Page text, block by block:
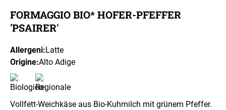
FORMAGGIO BIO* HOFER-PFEFFER
'PSAIRER'
Allergeni:Latte
Origine:Alto Adige
Vollfett-Weichkäse aus Bio-Kuhmilch mit grünem Pfeffer.